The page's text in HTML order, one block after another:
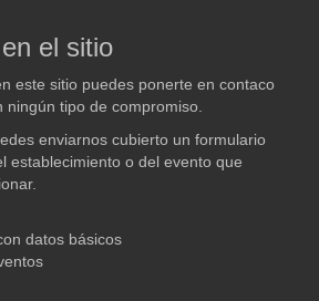
el sitio
este sitio puedes ponerte en contaco
ningún tipo de compromiso.
enviarnos cubierto un formulario
establecimiento o del evento que
datos básicos